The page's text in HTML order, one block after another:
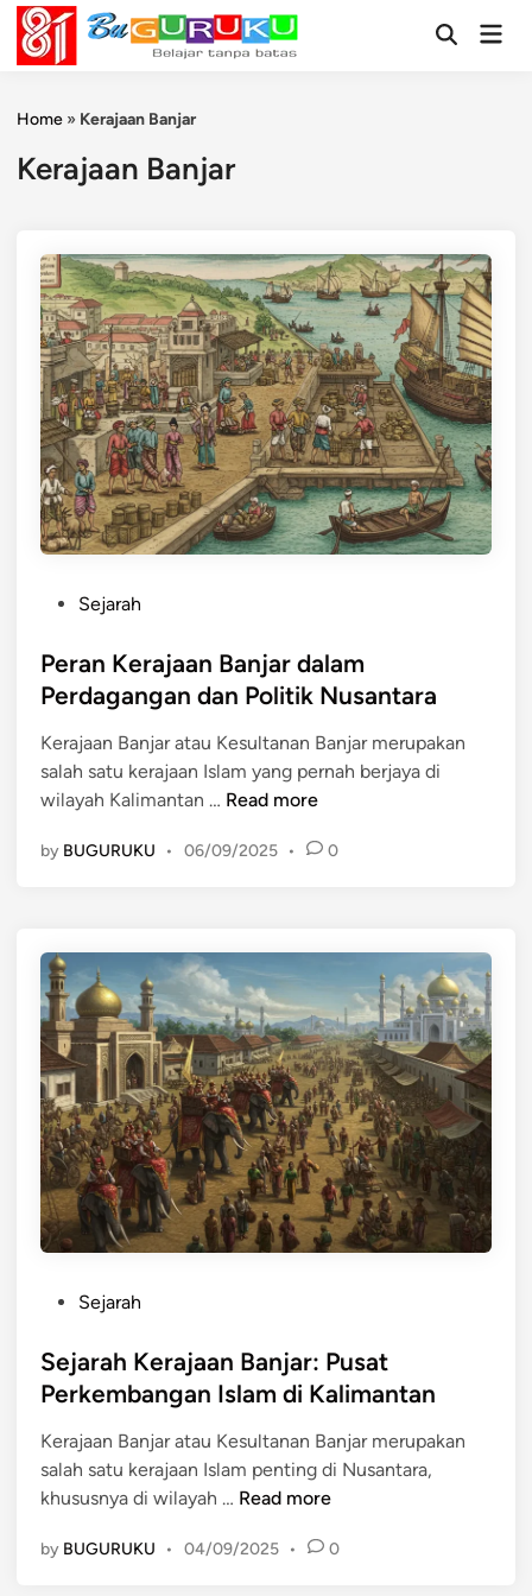
Skip
content
OpenMain
Home » Kerajaan Banjar
Kerajaan Banjar
s
t
d
i
n
Sejarah
Peran Kerajaan Banjar dalam
Perdagangan dan Politik Nusantara
Kerajaan Banjar atau Kesultanan Banjar merupakan
salah satu kerajaan Islam yang pernah berjaya di
wilayah Kalimantan … P
r
r
a
j
a
a
n
B
a
n
j
a
l
m
P
e
r
Read more
by BUGURUKU • 06/09/2025 • 0
s
t
d
i
n
Sejarah
Sejarah Kerajaan Banjar: Pusat
Perkembangan Islam di Kalimantan
Kerajaan Banjar atau Kesultanan Banjar merupakan
salah satu kerajaan Islam penting di Nusantara,
khususnya di wilayah … S
j
Read more
by BUGURUKU • 04/09/2025 • 0